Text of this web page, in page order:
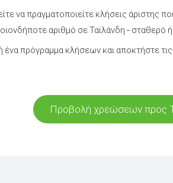
να πραγματοποιείτε κλήσεις άριστης
αριθμό σε Ταϊλάνδη - σταθερό
πρόγραμμα κλήσεων και αποκτήστε
Προβολή χρεώσεων προς